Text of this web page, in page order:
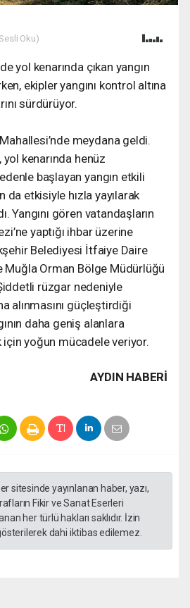
Oku)
yol kenarında çıkan yangın
ekipler yangını kontrol altına
sürdürüyor.
meydana geldi.
kenarında henüz
başlayan yangın etkili
da etkisiyle hızla yayılarak
Yangını gören vatandaşların
yaptığı ihbar üzerine
Belediyesi İtfaiye Daire
Muğla Orman Bölge Müdürlüğü
rüzgar nedeniyle
alınmasını güçleştirdiği
daha geniş alanlara
için yoğun mücadele veriyor.
AYDIN HABERİ
sitesinde yayınlanan haber, yazı,
Fikir ve Sanat Eserleri
her türlü hakları saklıdır. İzin
dahi iktibas edilemez.